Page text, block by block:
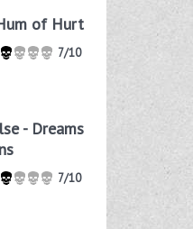
of Hurt
7/10
- Dreams
7/10